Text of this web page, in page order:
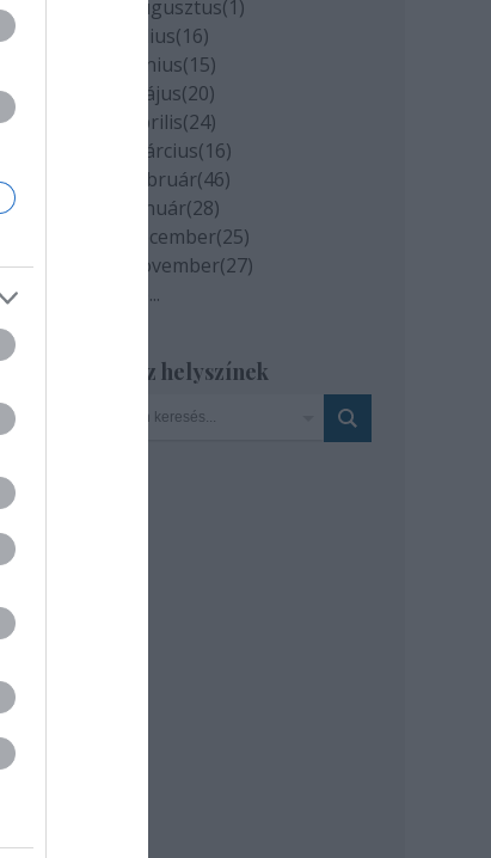
2020 augusztus(1)
2020 július(16)
2020 június(15)
2020 május(20)
2020 április(24)
2020 március(16)
2020 február(46)
2020 január(28)
2019 december(25)
2019 november(27)
...
Szinház helyszínek